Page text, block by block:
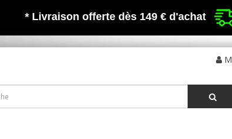
* Livraison offerte dès 149 € d'achat